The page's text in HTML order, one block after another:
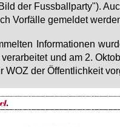
der Fuss­ball­par­ty").
Vor­fäl­le ge­mel­det
In­for­ma­tio­nen
und am 2.
WOZ der Öf­fent­lich­keit